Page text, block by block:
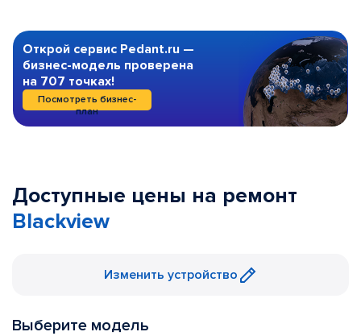
Открой сервис Pedant.ru —
бизнес-модель проверена
на 707 точках!
Посмотреть бизнес-
план
Доступные цены на ремонт
Blackview
Изменить устройство
Выберите модель